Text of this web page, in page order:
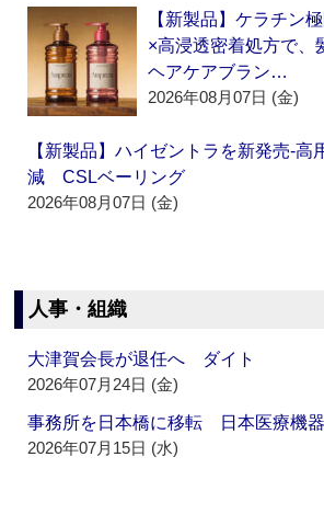
【新製品】ケラチン
×高浸透密着処方で、
ヘアケアブラン…
2026年08月07日 (金)
【新製品】ハイゼントラを新発売‐高
減 CSLベーリング
2026年08月07日 (金)
人事・組織
大津賀会長が退任へ ダイト
2026年07月24日 (金)
事務所を日本橋に移転 日本医療機
2026年07月15日 (水)